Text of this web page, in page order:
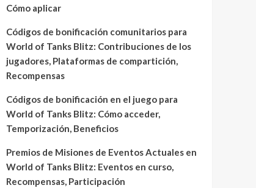
Cómo aplicar
Códigos de bonificación comunitarios para
World of Tanks Blitz: Contribuciones de los
jugadores, Plataformas de compartición,
Recompensas
Códigos de bonificación en el juego para
World of Tanks Blitz: Cómo acceder,
Temporización, Beneficios
Premios de Misiones de Eventos Actuales en
World of Tanks Blitz: Eventos en curso,
Recompensas, Participación